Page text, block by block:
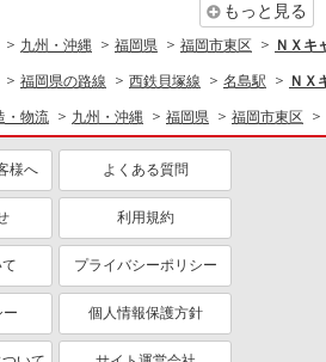
もっと見る
九州・沖縄 福岡県 福岡市東区 ＮＸキ
福岡県の路線 西鉄貝塚線 名島駅 ＮＸ
・物流 九州・沖縄 福岡県 福岡市東区
様へ よくある質問
利用規約
プライバシーポリシー
個人情報保護方針